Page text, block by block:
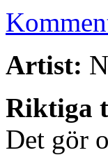
Artist:
Riktiga
Det gör